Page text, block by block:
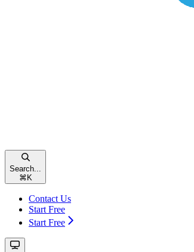
Search...
⌘ K
Contact Us
Start Free
Start Free